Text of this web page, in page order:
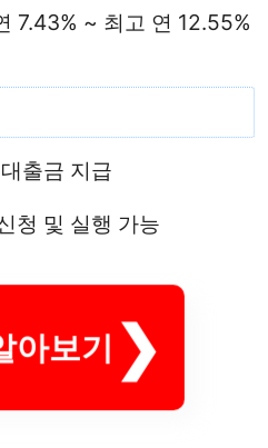
7.43% ~ 최고 연 12.55%
출금 지급
청 및 실행 가능
아보기